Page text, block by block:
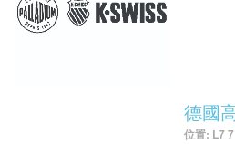
德國
位置: L7 7